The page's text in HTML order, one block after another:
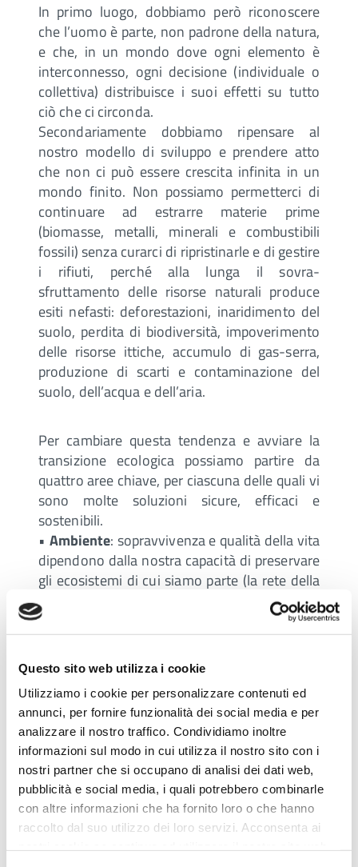
Questo sito web utilizza i cookie
Utilizziamo i cookie per personalizzare contenuti ed
annunci, per fornire funzionalità dei social media e per
analizzare il nostro traffico. Condividiamo inoltre
informazioni sul modo in cui utilizza il nostro sito con i
nostri partner che si occupano di analisi dei dati web,
pubblicità e social media, i quali potrebbero combinarle
con altre informazioni che ha fornito loro o che hanno
raccolto dal suo utilizzo dei loro servizi. Acconsenta ai
In primo luogo, dobbiamo però riconoscere
che l’uomo è parte, non padrone della natura,
e che, in un mondo dove ogni elemento è
interconnesso, ogni decisione (individuale o
collettiva) distribuisce i suoi effetti su tutto
ciò che ci circonda.
Secondariamente dobbiamo ripensare al
nostro modello di sviluppo e prendere atto
che non ci può essere crescita infinita in un
mondo finito. Non possiamo permetterci di
continuare ad estrarre materie prime
(biomasse, metalli, minerali e combustibili
fossili) senza curarci di ripristinarle e di gestire
i rifiuti, perché alla lunga il sovra-
sfruttamento delle risorse naturali produce
esiti nefasti: deforestazioni, inaridimento del
suolo, perdita di biodiversità, impoverimento
delle risorse ittiche, accumulo di gas-serra,
produzione di scarti e contaminazione del
suolo, dell’acqua e dell’aria.
Per cambiare questa tendenza e avviare la
transizione ecologica possiamo partire da
quattro aree chiave, per ciascuna delle quali vi
sono molte soluzioni sicure, efficaci e
sostenibili.
• Ambiente: sopravvivenza e qualità della vita
dipendono dalla nostra capacità di preservare
gli ecosistemi di cui siamo parte (la rete della
vita) e di ripristinarli laddove deteriorati. Per
esempio, la riforestazione di un territorio
poco più grande della provincia di Bergamo
potrebbe spostare l’overshoot day di circa 8
•Energia: la produzione di energia da
combustibili fossili è responsabile di due terzi
delle emissioni di gas serra. Aumentando
dall’attuale 40 al 75% l’energia elettrica
prodotta da fonti rinnovabili (compresa
l’energia nucleare), l’overshoot day si
sposterebbe in avanti di 26 giorni.